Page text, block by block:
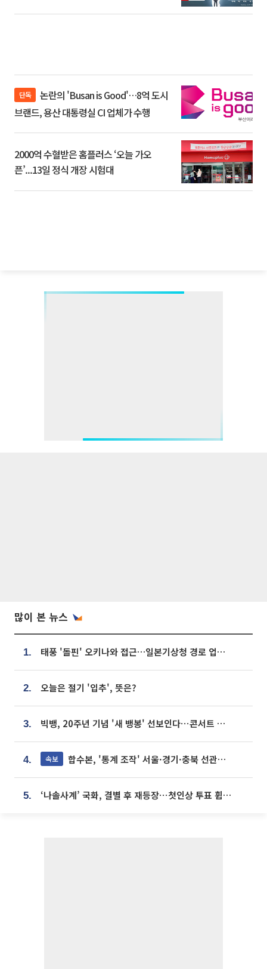
단독
브랜드, 용산 대통령실 CI 업체가 수행
2000억 수혈받은 홈플러스 ‘오늘 가오
픈’...13일 정식 개장 시험대
많이 본 뉴스
1. 태풍 '돌핀' 오키나와 접근…일본기상청 경로 업데이트
2. 오늘은 절기 '입추', 뜻은?
3. 빅뱅, 20주년 기념 '새 뱅봉' 선보인다⋯콘서트 앞두고 팝업 개최
4. 속보 합수본, '통계 조작' 서울·경기·충북 선관위 등 추가 압수수색
5. ‘나솔사계’ 국화, 결별 후 재등장⋯첫인상 투표 휩쓸고 ‘인기녀’ 등극